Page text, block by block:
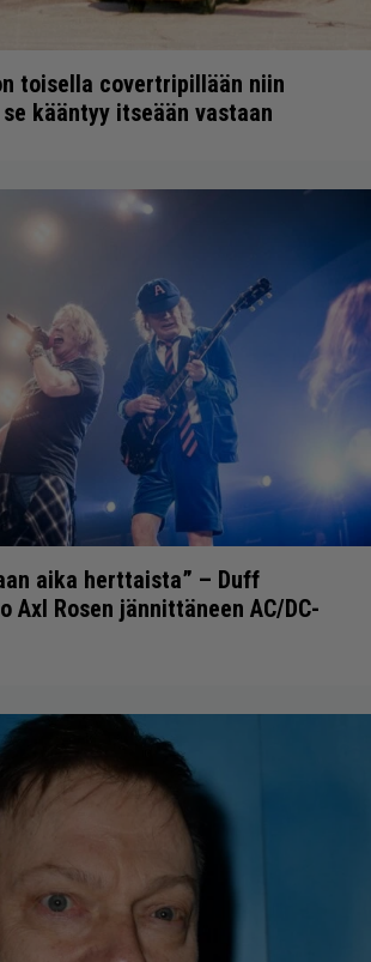
toisella covertripillään niin
kääntyy itseään vastaan
aika herttaista” – Duff
Axl Rosen jännittäneen AC/DC-